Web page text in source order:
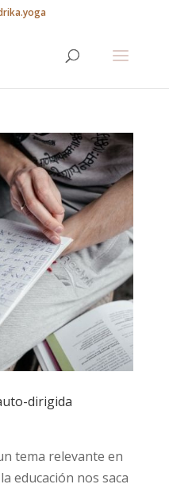
dirigida
tema relevante en
educación nos saca